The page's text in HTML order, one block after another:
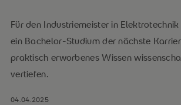
Für den Industriemeister in
ein Bachelor-Studium der nächste
praktisch erworbenes Wissen
vertiefen.
04.04.2025